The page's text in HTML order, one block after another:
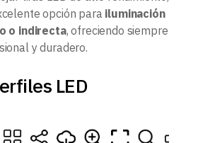
opción para iluminación
o indirecta, ofreciendo siempre
y duradero.
LED